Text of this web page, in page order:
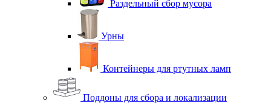
Раздельный сбор мусора
Урны
Контейнеры для ртутных ламп
Поддоны для сбора и локализации